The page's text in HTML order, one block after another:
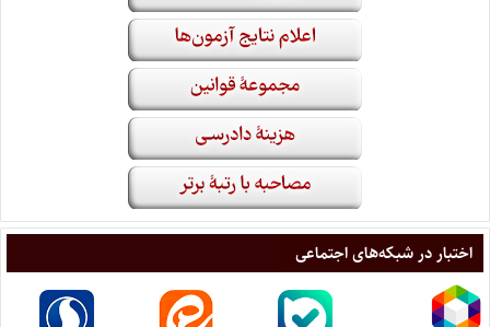
اختبار در شبکه‌های اجتماعی